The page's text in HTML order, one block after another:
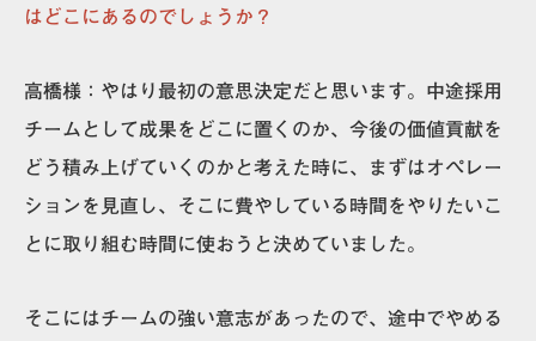
はどこにあるのでしょうか？
高橋様： やはり最初の意思決定だと思います。中途採用
チームとして成果をどこに置くのか、今後の価値貢献を
どう積み上げていくのかと考えた時に、まずはオペレー
ションを見直し、そこに費やしている時間をやりたいこ
とに取り組む時間に使おうと決めていました。
そこにはチームの強い意志があったので、途中でやめる